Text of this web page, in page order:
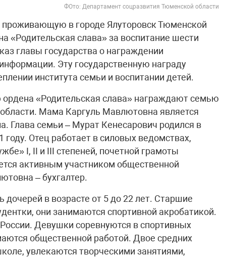
ФОто: Департамент соцразвития Тюменской области
в городе Ялуторовск Тюменской
«Родительская слава» за воспитание шести
главы государства о награждении
Эту государственную награду
института семьи и воспитании детей.
«Родительская слава» награждают семью
Мама Каргуль Мавлютовна является
Глава семьи – Мурат Кенесарович родился в
Отец работает в силовых ведомствах,
I, II и III степеней, почетной грамоты
активным участником общественной
– бухгалтер.
в возрасте от 5 до 22 лет. Старшие
они занимаются спортивной акробатикой.
Девушки соревнуются в спортивных
общественной работой. Двое средних
увлекаются творческими занятиями,